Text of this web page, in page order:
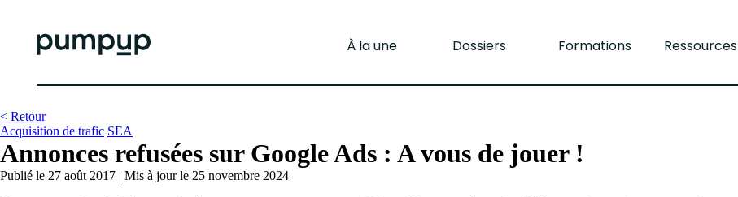
À la une Dossiers Formations Ressources
< Retour
Acquisition de trafic SEA
Annonces refusées sur Google Ads : A vous de jouer !
Publié le 27 août 2017 | Mis à jour le 25 novembre 2024